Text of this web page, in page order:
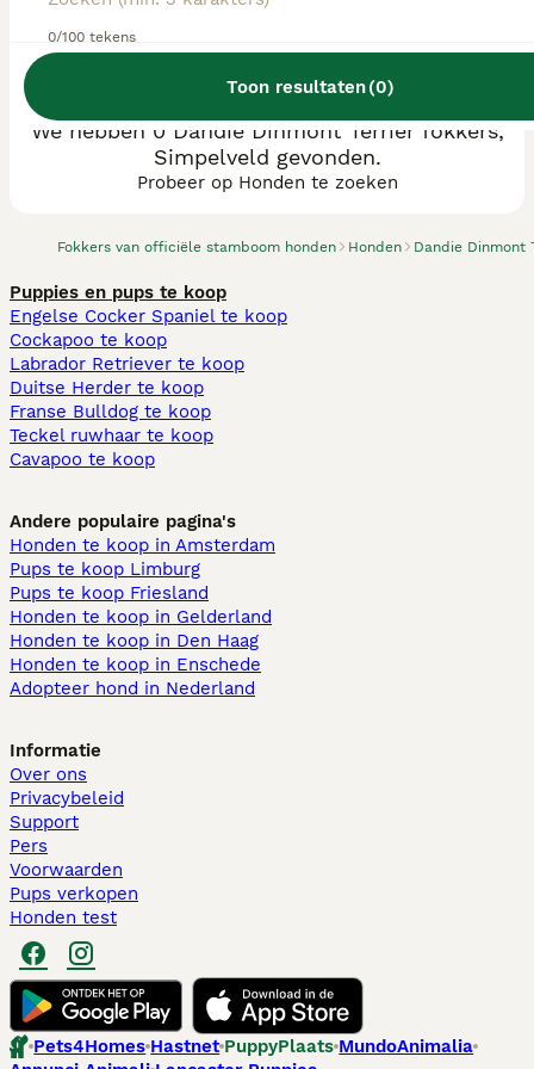
0/100 tekens
Toon resultaten(0)
Fokkers van officiële stamboom honden Honden Dandie Dinmont
We hebben 0 Dandie Dinmont Terriër fokkers,
Simpelveld gevonden.
Probeer op Honden te zoeken
Puppies en pups te koop
Engelse Cocker Spaniel te koop
Cockapoo te koop
Labrador Retriever te koop
Duitse Herder te koop
Franse Bulldog te koop
Teckel ruwhaar te koop
Cavapoo te koop
Andere populaire pagina's
Honden te koop in Amsterdam
Pups te koop Limburg​
Pups te koop Friesland​
Honden te koop in Gelderland
Honden te koop in Den Haag
Honden te koop in Enschede
Adopteer hond in Nederland
Informatie
Over ons
Privacybeleid
Support
Pers
Voorwaarden
Pups verkopen
Honden test
Pets4Homes Hastnet PuppyPlaats MundoAnimalia